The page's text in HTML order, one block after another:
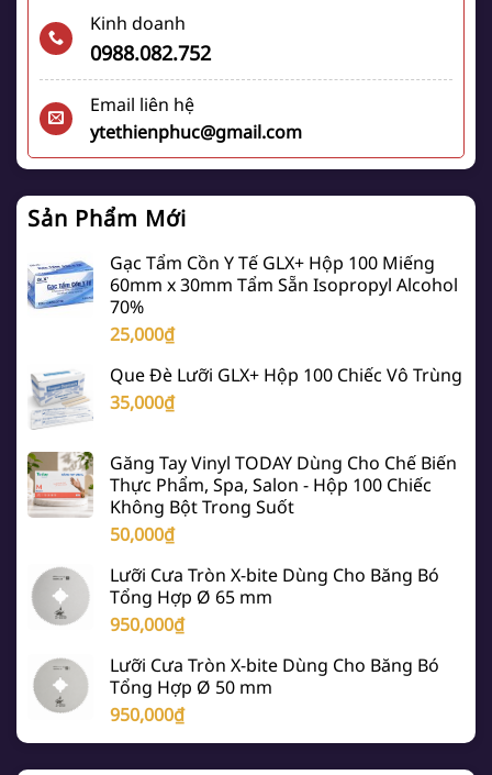
Kinh doanh
0988.082.752
Email liên hệ
ytethienphuc@gmail.com
Sản Phẩm Mới
Gạc Tẩm Cồn Y Tế GLX+ Hộp 100 Miếng
60mm x 30mm Tẩm Sẵn Isopropyl Alcohol
70%
25,000₫
Que Đè Lưỡi GLX+ Hộp 100 Chiếc Vô Trùng
35,000₫
Găng Tay Vinyl TODAY Dùng Cho Chế Biến
Thực Phẩm, Spa, Salon - Hộp 100 Chiếc
Không Bột Trong Suốt
50,000₫
Lưỡi Cưa Tròn X-bite Dùng Cho Băng Bó
Tổng Hợp Ø 65 mm
950,000₫
Lưỡi Cưa Tròn X-bite Dùng Cho Băng Bó
Tổng Hợp Ø 50 mm
950,000₫